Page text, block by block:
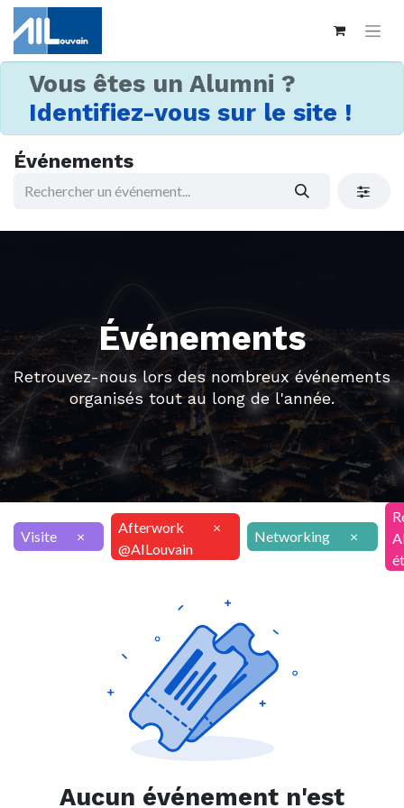
Vous êtes un Alumni ?
Identifiez-vous sur le site !
Événements
Événements
Retrouvez-nous lors des nombreux événements
organisés tout au long de l'année.
Visite ×
Afterwork
@AILouvain
×
Networking ×
Aucun événement n'est